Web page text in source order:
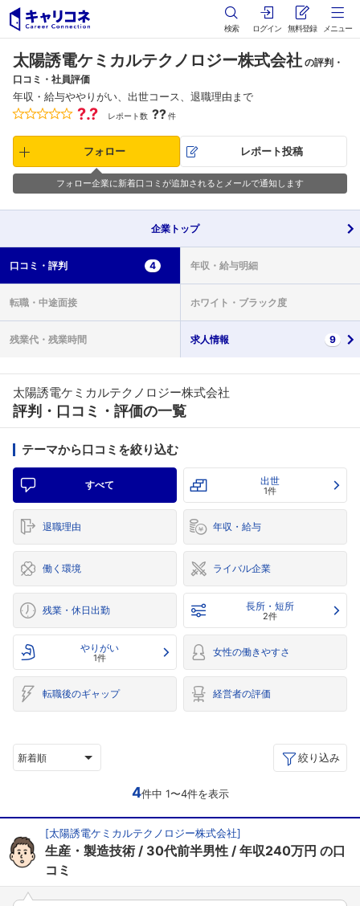
検索 ログイン 無料登録 メニュー
太陽誘電ケミカルテクノロジー株式会社 の評判・
口コミ・社員評価
年収・給与ややりがい、出世コース、退職理由まで
?.? レポート数 ??件
フォロー レポート投稿
フォロー企業に新着口コミが追加されるとメールで通知します
企業 トップ
口コミ・ 評判 4 年収・ 給与明細
転職・ 中途面接 ホワイト・ ブラック度
残業代・ 残業時間 求人情報 9
太陽誘電ケミカルテクノロジー株式会社
評判・口コミ・評価の一覧
テーマから口コミを絞り込む
すべて 出世
1件
退職理由 年収・給与
働く環境 ライバル企業
残業・休日出勤 長所・短所
2件
やりがい
1件 女性の働きやすさ
転職後のギャップ 経営者の評価
新着順 絞り込み
4件中 1〜4件を表示
[太陽誘電ケミカルテクノロジー株式会社]
生産・製造技術 30代前半男性 年収240万円 の口
コミ